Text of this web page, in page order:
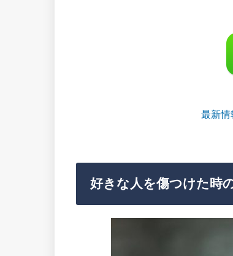
最新情
好きな人を傷つけた時